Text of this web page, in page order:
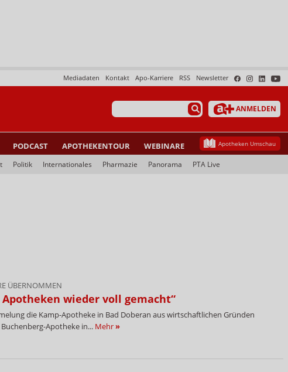
Newsletter
RSS
Apo-Karriere
Kontakt
Mediadaten
ANMELDEN
PODCAST APOTHEKENTOUR WEBINARE Apotheken Umschau
Politik Internationales Pharmazie Panorama PTA Live
ÜBERNOMMEN
wieder voll gemacht“
die Kamp-Apotheke in Bad Doberan aus wirtschaftlichen Gründen
Apotheke in... Mehr»